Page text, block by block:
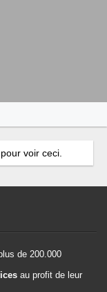
voir ceci.
de 200.000
au profit de leur